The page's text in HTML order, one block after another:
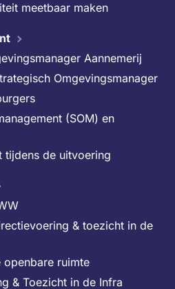
meetbaar maken
Aannemerij
Omgevingsmanager
(SOM) en
tijdens de uitvoering
& toezicht in de
openbare ruimte
& Toezicht in de Infra